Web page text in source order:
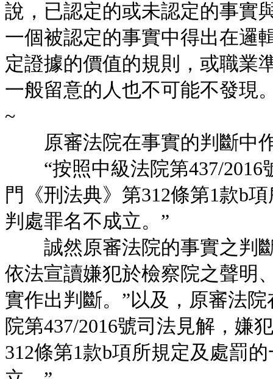
說，已認定的或未認定的事實
一個被認定的事實中得出在邏
定證據的價值的規則，或職業
一般留意的人也不可能不發現
~
原審法院在事實的判斷中
“按照中級法院第437/2016
門《刑法典》第312條第1款b
判處罪名不成立。”
誠然原審法院的事實之判斷
依法宣讀嫌犯於檢察院之聲明
實作出判斷。”以及，原審法
院第437/2016號司法見解，嫌
312條第1款b項所規定及處罰